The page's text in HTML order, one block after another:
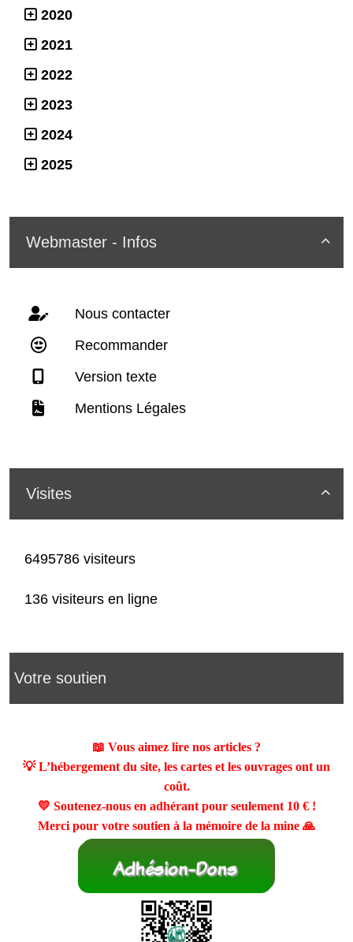
2020
2021
2022
2023
2024
2025

Webmaster - Infos
Nous contacter
Recommander
Version texte
Mentions Légales

Visites
6495786 visiteurs
136 visiteurs en ligne
Votre soutien
📖 Vous aimez lire nos articles ?
💡 L’hébergement du site, les cartes et les ouvrages ont un
coût.
💛 Soutenez-nous en adhérant pour seulement 10 €!
Merci pour votre soutien à la mémoire de la mine 🙏